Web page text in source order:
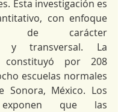
Esta investigación es
con enfoque
de carácter
y transversal. La
por 208
escuelas normales
Sonora, México. Los
exponen que las